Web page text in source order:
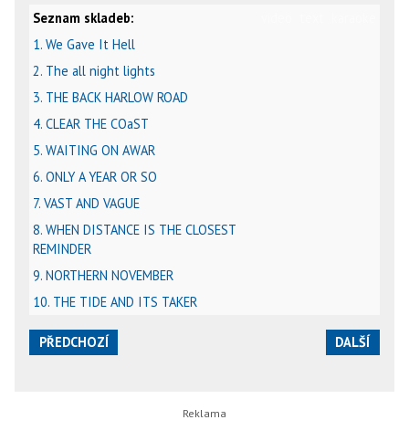
Seznam skladeb:
1. We Gave It Hell
2. The all night lights
3. THE BACK HARLOW ROAD
4. CLEAR THE COaST
5. WAITING ON AWAR
6. ONLY A YEAR OR SO
7. VAST AND VAGUE
8. WHEN DISTANCE IS THE CLOSEST
REMINDER
9. NORTHERN NOVEMBER
10. THE TIDE AND ITS TAKER
PŘEDCHOZÍ DALŠÍ